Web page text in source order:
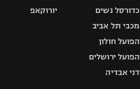
כדורסל נשים
מכבי תל אביב
הפועל חולון
הפועל ירושלים
דני אבדיה
יורוקאפ